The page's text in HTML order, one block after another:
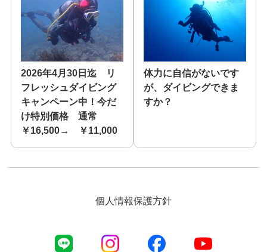
2026年4月30日迄 リ
フレッシュダイビング
キャンペーン中！今だ
け特別価格 通常
￥16,500→ ￥11,000
体力に自信がないです
が、ダイビングできま
すか？
個人情報保護方針